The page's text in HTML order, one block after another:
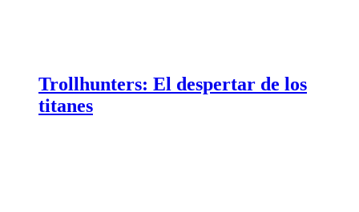
Trollhunters: El despertar de los
titanes